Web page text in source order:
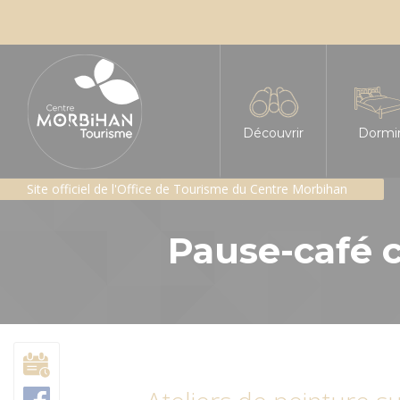
Découvrir
L'insoupçonné Centre
Les sites
Géants de pierres :
Tous
Hôtels
Gîtes
Site officiel de l'Office de Tourisme du Centre Morbihan
Pause-café